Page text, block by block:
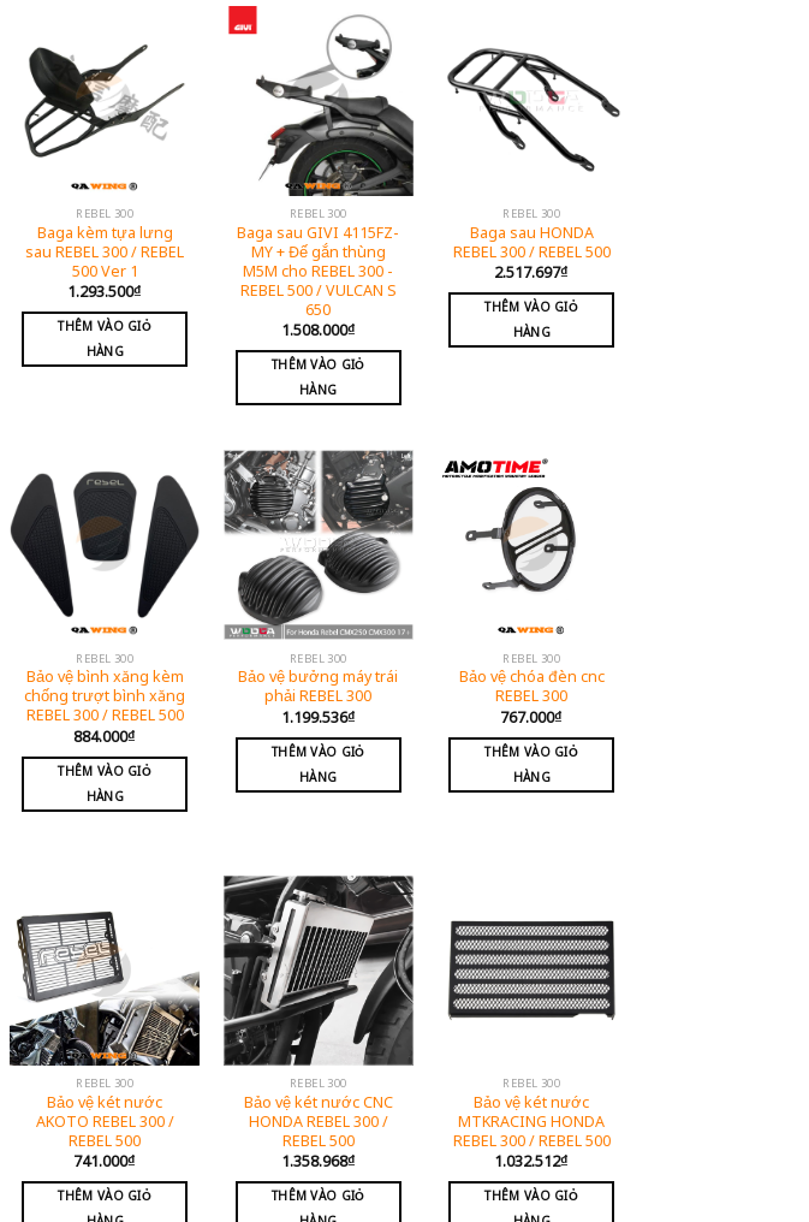
REBEL 300
Baga kèm tựa lưng
sau REBEL 300 / REBEL
500 Ver 1
1.293.500₫
THÊM VÀO GIỎ
HÀNG
REBEL 300
Baga sau GIVI 4115FZ-
MY + Đế gắn thùng
M5M cho REBEL 300 -
REBEL 500 / VULCAN S
650
1.508.000₫
THÊM VÀO GIỎ
HÀNG
REBEL 300
Baga sau HONDA
REBEL 300 / REBEL 500
2.517.697₫
THÊM VÀO GIỎ
HÀNG
REBEL 300
Bảo vệ bình xăng kèm
chống trượt bình xăng
REBEL 300 / REBEL 500
884.000₫
THÊM VÀO GIỎ
HÀNG
REBEL 300
Bảo vệ bưởng máy trái
phải REBEL 300
1.199.536₫
THÊM VÀO GIỎ
HÀNG
REBEL 300
Bảo vệ chóa đèn cnc
REBEL 300
767.000₫
THÊM VÀO GIỎ
HÀNG
REBEL 300
Bảo vệ két nước
AKOTO REBEL 300 /
REBEL 500
741.000₫
THÊM VÀO GIỎ
REBEL 300
Bảo vệ két nước CNC
HONDA REBEL 300 /
REBEL 500
1.358.968₫
THÊM VÀO GIỎ
REBEL 300
Bảo vệ két nước
MTKRACING HONDA
REBEL 300 / REBEL 500
1.032.512₫
THÊM VÀO GIỎ